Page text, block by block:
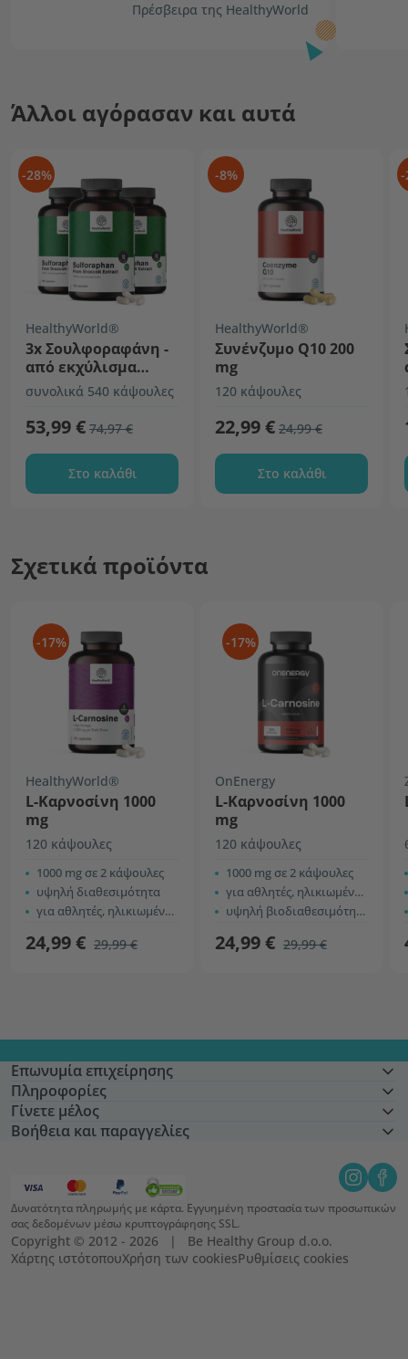
Πρέσβειρα της HealthyWorld
Άλλοι αγόρασαν και αυτά
-28%
HealthyWorld®
3x Σουλφοραφάνη -
από εκχύλισμα
μπρόκολου 50 mg
συνολικά 540 κάψουλες
53,99 € 74,97 €
Στο καλάθι
-8%
HealthyWorld®
Συνένζυμο Q10 200
mg
120 κάψουλες
22,99 € 24,99 €
Στο καλάθι
-
Σχετικά προϊόντα
-17%
HealthyWorld®
L-Καρνοσίνη 1000
mg
120 κάψουλες
1000 mg σε 2 κάψουλες
υψηλή διαθεσιμότητα
για αθλητές, ηλικιωμένους, κ.α.
24,99 € 29,99 €
-17%
OnEnergy
L-Καρνοσίνη 1000
mg
120 κάψουλες
1000 mg σε 2 κάψουλες
για αθλητές, ηλικιωμένους κ.λπ.
υψηλή βιοδιαθεσιμότητα
24,99 € 29,99 €
Επωνυμία επιχείρησης
Πληροφορίες
Γίνετε μέλος
Βοήθεια και παραγγελίες
Δυνατότητα πληρωμής με κάρτα. Εγγυημένη προστασία των προσωπικών
σας δεδομένων μέσω κρυπτογράφησης SSL.
Copyright © 2012 - 2026   |   Be Healthy Group d.o.o.
Χάρτης ιστότοπουΧρήση των cookiesΡυθμίσεις cookies